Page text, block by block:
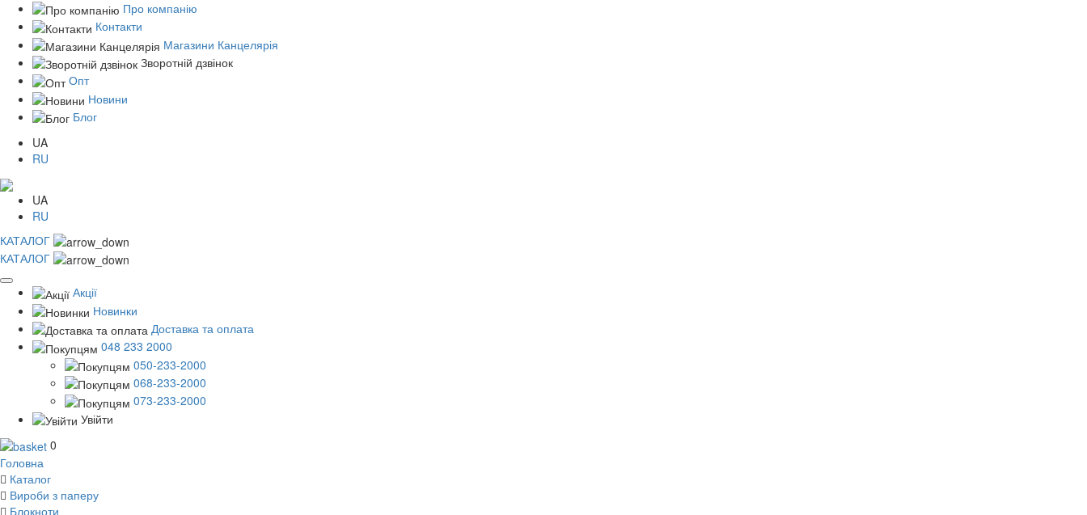
Про компанію
Контакти
Магазини Канцелярія
Зворотній дзвінок
Опт
Новини
Блог
UA
RU
UA
RU
КАТАЛОГ
КАТАЛОГ
Акції
Новинки
Доставка та оплата
048 233 2000
050-233-2000
068-233-2000
073-233-2000
Увійти
0
Головна
Каталог
Вироби з паперу
Блокноти